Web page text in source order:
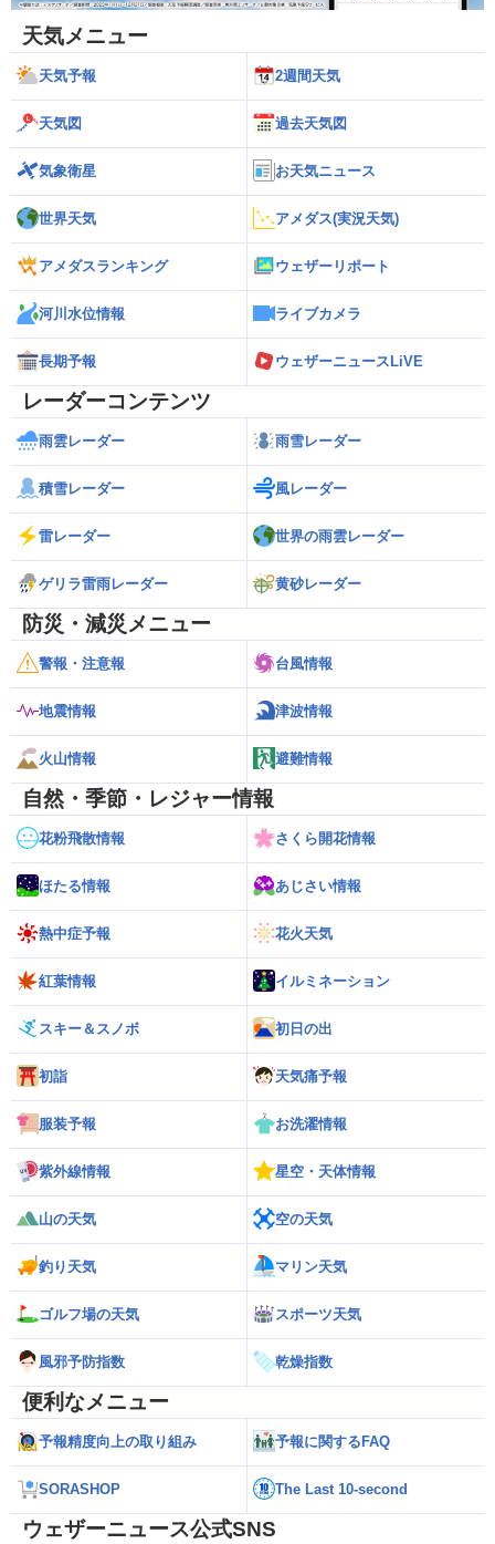
天気メニュー
天気予報 2週間天気
天気図 過去天気図
気象衛星 お天気ニュース
世界天気 アメダス(実況天気)
アメダスランキング ウェザーリポート
河川水位情報 ライブカメラ
長期予報 ウェザーニュースLiVE
レーダーコンテンツ
雨雲レーダー 雨雪レーダー
積雪レーダー 風レーダー
雷レーダー 世界の雨雲レーダー
ゲリラ雷雨レーダー 黄砂レーダー
防災・減災メニュー
警報・注意報 台風情報
地震情報 津波情報
火山情報 避難情報
自然・季節・レジャー情報
花粉飛散情報 さくら開花情報
ほたる情報 あじさい情報
熱中症予報 花火天気
紅葉情報 イルミネーション
スキー＆スノボ 初日の出
初詣 天気痛予報
服装予報 お洗濯情報
紫外線情報 星空・天体情報
山の天気 空の天気
釣り天気 マリン天気
ゴルフ場の天気 スポーツ天気
風邪予防指数 乾燥指数
便利なメニュー
予報精度向上の取り組み 予報に関するFAQ
SORASHOP The Last 10-second
ウェザーニュース公式SNS